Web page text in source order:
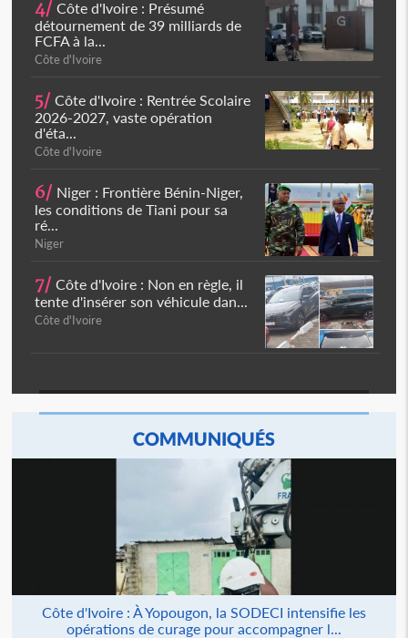
4/ Côte d'Ivoire : Présumé
détournement de 39 milliards de
FCFA à la...
Côte d'Ivoire
5/ Côte d'Ivoire : Rentrée Scolaire
2026-2027, vaste opération
d'éta...
Côte d'Ivoire
6/ Niger : Frontière Bénin-Niger,
les conditions de Tiani pour sa
ré...
Niger
7/ Côte d'Ivoire : Non en règle, il
tente d'insérer son véhicule dan...
Côte d'Ivoire
COMMUNIQUÉS
Côte d'Ivoire : À Yopougon, la SODECI intensifie les
opérations de curage pour accompagner l...